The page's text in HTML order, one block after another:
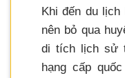
Khi đến du lịch
nên bỏ qua
di tích lịch sử
hạng cấp